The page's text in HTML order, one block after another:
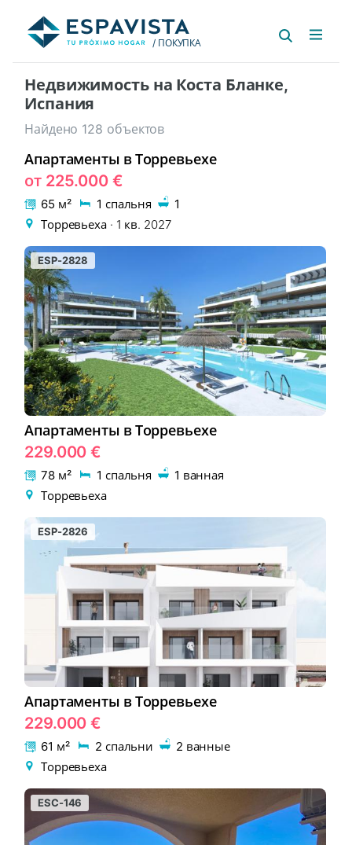
/ ПОКУПКА
Filter Сортировка
Недвижимость на Коста Бланке,
Испания
Найдено 128 объектов
EON-328-1 НОВОСТРОЙКА
Апартаменты в Торревьехе
от 225.000 €
65 м² 1 спальня
1
Торревьеха · 1 кв. 2027
ESP-2828
Апартаменты в Торревьехе
229.000 €
78 м² 1 спальня
1 ванная
Торревьеха
ESP-2826
Апартаменты в Торревьехе
229.000 €
61 м² 2 спальни
2 ванные
Торревьеха
ESC-146